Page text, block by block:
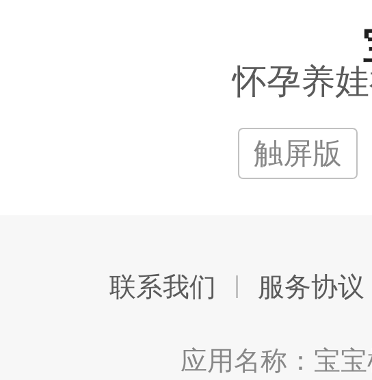
怀孕养
触屏版
联系我们 服务协议
应用名称：宝